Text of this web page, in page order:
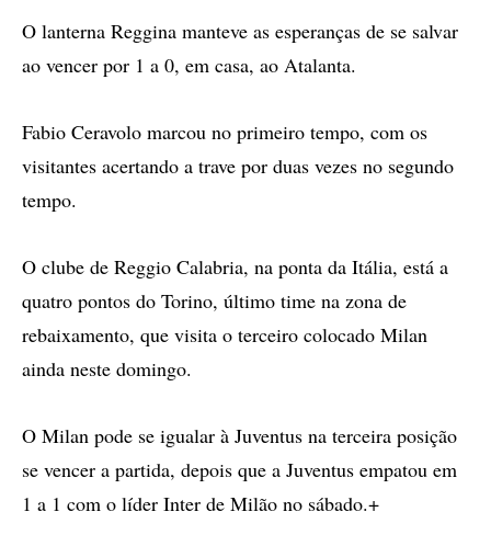
O lanterna Reggina manteve as esperanças de se salvar
ao vencer por 1 a 0, em casa, ao Atalanta.
Fabio Ceravolo marcou no primeiro tempo, com os
visitantes acertando a trave por duas vezes no segundo
tempo.
O clube de Reggio Calabria, na ponta da Itália, está a
quatro pontos do Torino, último time na zona de
rebaixamento, que visita o terceiro colocado Milan
ainda neste domingo.
O Milan pode se igualar à Juventus na terceira posição
se vencer a partida, depois que a Juventus empatou em
1 a 1 com o líder Inter de Milão no sábado.+